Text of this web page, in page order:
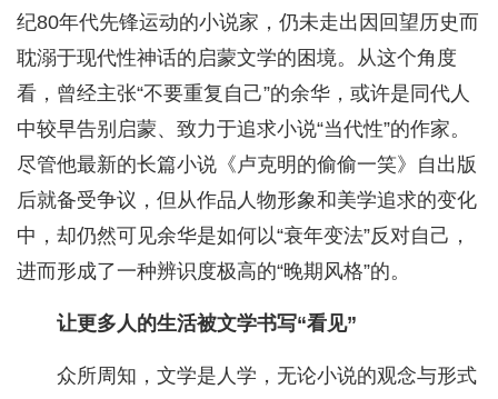
纪80年代先锋运动的小说家，仍未走出因回望历史而
耽溺于现代性神话的启蒙文学的困境。从这个角度
看，曾经主张“不要重复自己”的余华，或许是同代人
中较早告别启蒙、致力于追求小说“当代性”的作家。
尽管他最新的长篇小说《卢克明的偷偷一笑》自出版
后就备受争议，但从作品人物形象和美学追求的变化
中，却仍然可见余华是如何以“衰年变法”反对自己，
进而形成了一种辨识度极高的“晚期风格”的。
让更多人的生活被文学书写“看见”
众所周知，文学是人学，无论小说的观念与形式